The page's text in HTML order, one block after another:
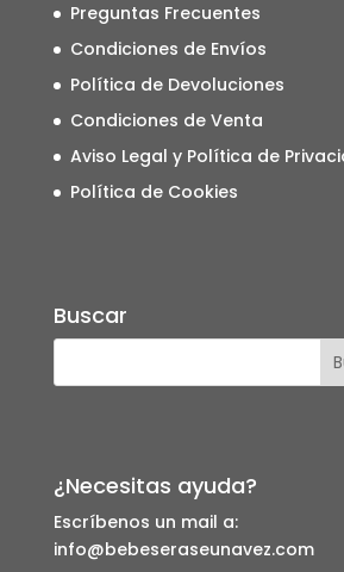
Preguntas Frecuentes
Condiciones de Envíos
Política de Devoluciones
Condiciones de Venta
Aviso Legal y Política de
Política de Cookies
Buscar
¿Necesitas ayuda?
Escríbenos un mail a:
info@bebeseraseunavez.com